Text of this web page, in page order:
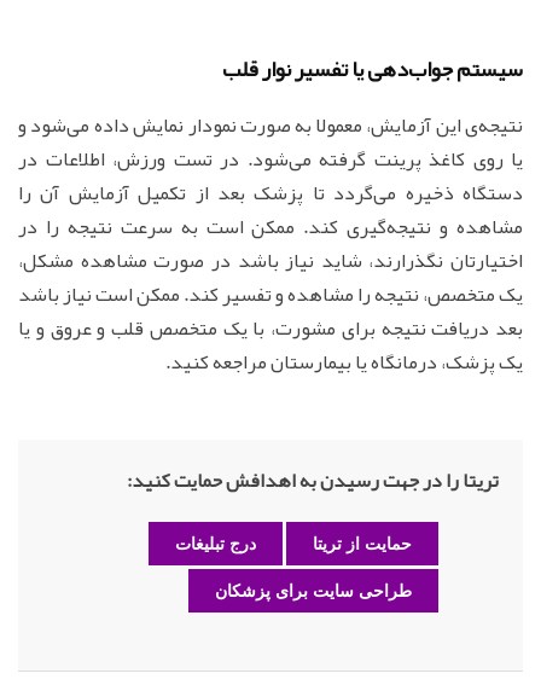
سیستم جواب‌دهی یا تفسیر نوار قلب
نتیجه‌ی این آزمایش، معمولا به صورت نمودار نمایش داده می‌شود و
یا روی کاغذ پرینت گرفته می‌شود. در تست ورزش، اطلاعات در
دستگاه ذخیره می‌گردد تا پزشک بعد از تکمیل آزمایش آن را
مشاهده و نتیجه‌گیری کند. ممکن است به سرعت نتیجه را در
اختیارتان نگذرارند، شاید نیاز باشد در صورت مشاهده مشکل،
یک متخصص، نتیجه را مشاهده و تفسیر کند. ممکن است نیاز باشد
بعد دریافت نتیجه برای مشورت، با یک متخصص قلب و عروق و یا
یک پزشک، درمانگاه یا بیمارستان مراجعه کنید.
تریتا را در جهت رسیدن به اهدافش حمایت کنید:
حمایت از تریتا درج تبلیغات
طراحی سایت برای پزشکان